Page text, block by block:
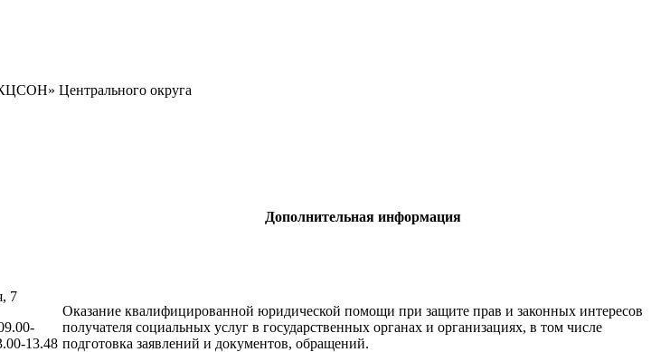
Центрального округа
Дополнительная информация
7
13.48
Оказание квалифицированной юридической помощи при защите прав и законных интересов
получателя социальных услуг в государственных органах и организациях, в том числе
подготовка заявлений и документов, обращений.